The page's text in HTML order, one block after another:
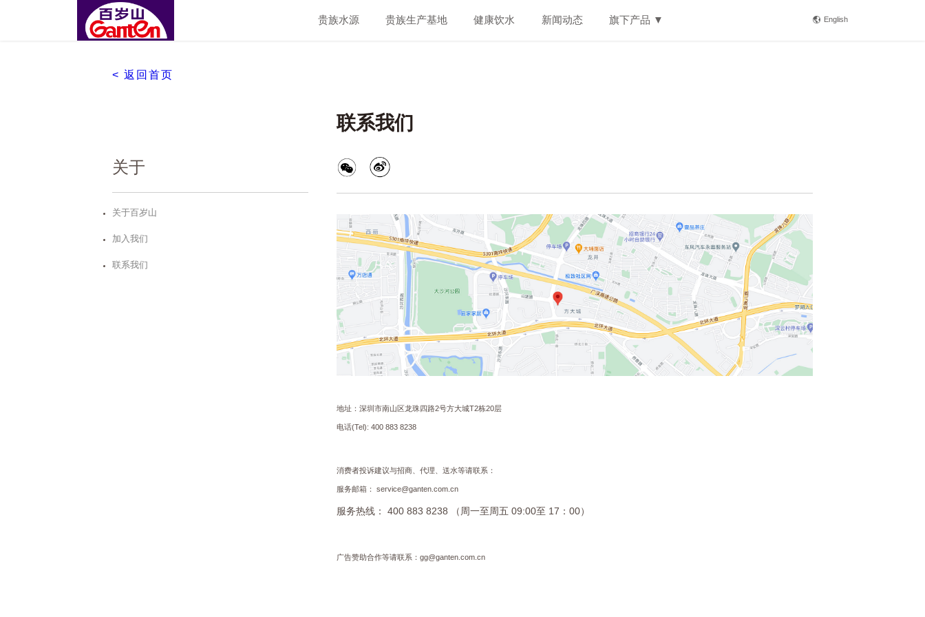
贵族水源 贵族生产基地 健康饮水 新闻动态 旗下产品 ▼ English
< 返回首页
联系我们
关于
关于百岁山
加入我们
联系我们
地址：深圳市南山区龙珠四路2号方大城T2栋20层
电话(Tel): 400 883 8238
消费者投诉建议与招商、代理、送水等请联系：
服务邮箱： service@ganten.com.cn
服务热线： 400 883 8238 （周一至周五 09:00至 17：00）
广告赞助合作等请联系：gg@ganten.com.cn